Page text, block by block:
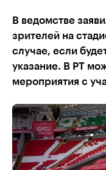
В ведомстве
зрителей на
случае, если
указание. В РТ
мероприятия с